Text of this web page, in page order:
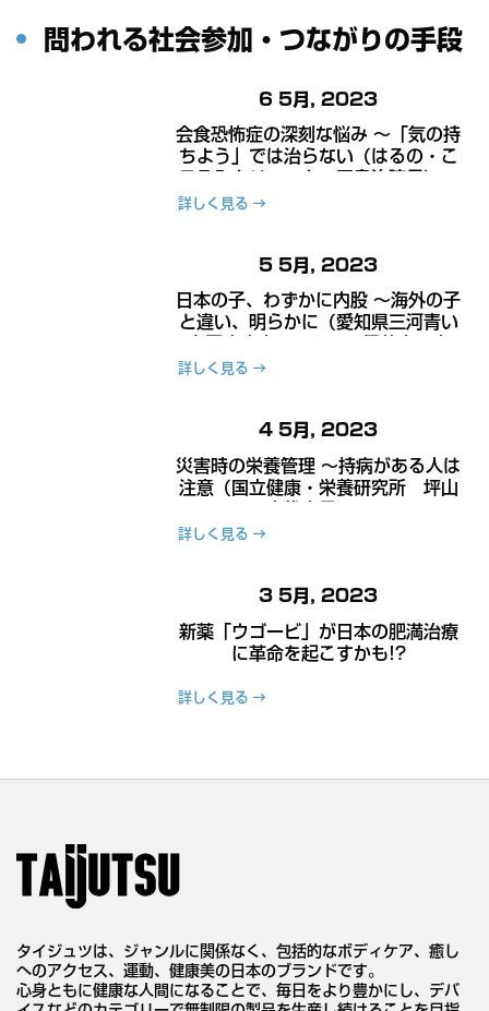
問われる社会参加・つながりの手段
会食恐怖症の深刻な悩み ～「気の持
ちよう」では治らない（はるの・こ
6 5月, 2023
詳しく見る
日本の子、わずかに内股 ～海外の子
と違い、明らかに（愛知県三河青い
5 5月, 2023
詳しく見る
災害時の栄養管理 ～持病がある人は
注意（国立健康・栄養研究所 坪山
4 5月, 2023
詳しく見る
新薬「ウゴービ」が日本の肥満治療
に革命を起こすかも!?
3 5月, 2023
詳しく見る
タイジュツは、ジャンルに関係なく、包括的なボディケア、癒し
へのアクセス、運動、健康美の日本のブランドです。
心身ともに健康な人間になることで、毎日をより豊かにし、デバ